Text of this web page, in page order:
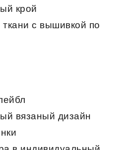
крой
ткани с вышивкой по
вязаный дизайн